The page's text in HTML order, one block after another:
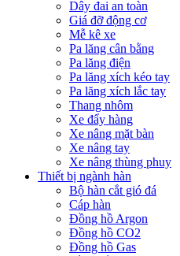
Dây đai an toàn
Giá đỡ động cơ
Mễ kê xe
Pa lăng cân bằng
Pa lăng điện
Pa lăng xích kéo tay
Pa lăng xích lắc tay
Thang nhôm
Xe đẩy hàng
Xe nâng mặt bàn
Xe nâng tay
Xe nâng thùng phuy
Thiết bị ngành hàn
Bộ hàn cắt gió đá
Cáp hàn
Đồng hồ Argon
Đồng hồ CO2
Đồng hồ Gas